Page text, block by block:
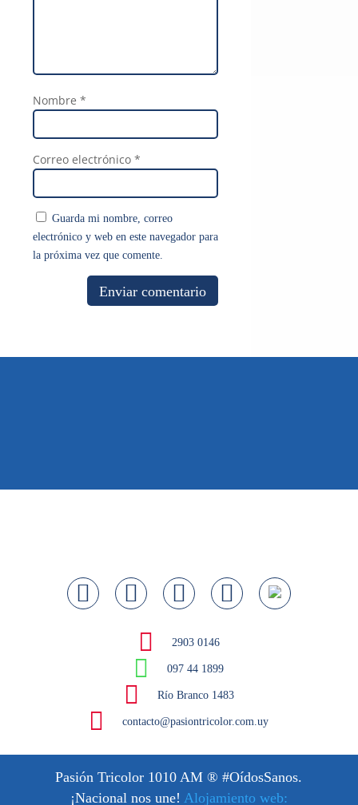
Nombre *
Correo electrónico *
Guarda mi nombre, correo
electrónico y web en este navegador para
la próxima vez que comente.
2903 0146
097 44 1899
Río Branco 1483
contacto@pasiontricolor.com.uy
Pasión Tricolor 1010 AM ® #OídosSanos.
¡Nacional nos une! Alojamiento web: